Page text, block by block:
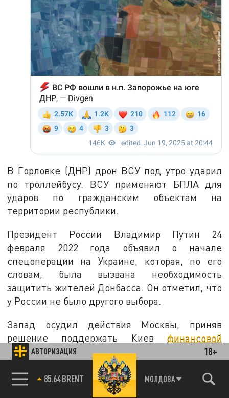
АВТОРИЗАЦИЯ 18+
85.64 BRENT МОЛДОВА
В Горловке (ДНР) дрон ВСУ под утро ударил
по троллейбусу. ВСУ применяют БПЛА для
ударов по гражданским объектам на
территории республики.
Президент России Владимир Путин 24
февраля 2022 года объявил о начале
спецоперации на Украине, которая, по его
словам, была вызвана необходимость
защитить жителей Донбасса. Он отметил, что
у России не было другого выбора.
Запад осудил действия Москвы, приняв
решение поддержать Киев финансовой
помощью и вооружением. В связи с этим,
министр иностранных дел России Сергей
Лавров подчеркнул, что географические
задачи спецоперации на Украине